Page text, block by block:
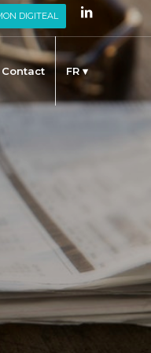
DIGITEAL
Contact FR